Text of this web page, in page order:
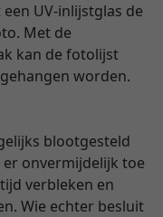
een UV-inlijstglas de
Met de
kan de fotolijst
worden.
blootgesteld
onvermijdelijk toe
verbleken en
Wie echter besluit